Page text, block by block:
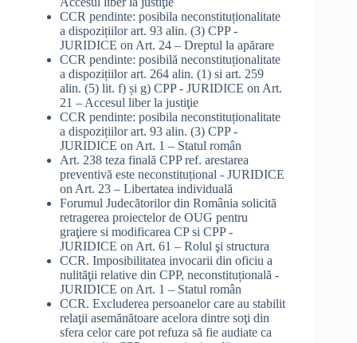
CCR pendinte: posibila neconstituționalitate
a dispozițiilor art. 93 alin. (3) CPP -
JURIDICE on Art. 24 – Dreptul la apărare
CCR pendinte: posibilă neconstituționalitate
a dispozițiilor art. 264 alin. (1) si art. 259
alin. (5) lit. f) și g) CPP - JURIDICE on Art.
21 – Accesul liber la justiţie
CCR pendinte: posibila neconstituționalitate
a dispozițiilor art. 93 alin. (3) CPP -
JURIDICE on Art. 1 – Statul român
Art. 238 teza finală CPP ref. arestarea
preventivă este neconstituțional - JURIDICE
on Art. 23 – Libertatea individuală
Forumul Judecătorilor din România solicită
retragerea proiectelor de OUG pentru
graţiere si modificarea CP si CPP -
JURIDICE on Art. 61 – Rolul şi structura
CCR. Imposibilitatea invocarii din oficiu a
nulităţii relative din CPP, neconstituțională -
JURIDICE on Art. 1 – Statul român
CCR. Excluderea persoanelor care au stabilit
relaţii asemănătoare acelora dintre soţi din
sfera celor care pot refuza să fie audiate ca